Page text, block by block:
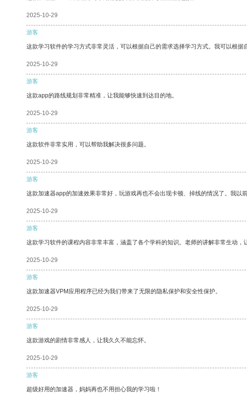
2025-10-29
游客
这款学习软件的学习方式非常灵活，可以根据自己的需求选择学习方式。我可以根据
2025-10-29
游客
这款app的路线规划非常精准，让我能够快速到达目的地。
2025-10-29
游客
这款软件非常实用，可以帮助我解决很多问题。
2025-10-29
游客
这款加速器app的加速效果非常好，玩游戏再也不会出现卡顿、掉线的情况了。我以
2025-10-29
游客
这款学习软件的课程内容非常丰富，涵盖了各个学科的知识。老师的讲解非常生动，
2025-10-29
游客
这款加速器VPM应用程序已经为我们带来了无限的隐私保护和安全性保护。
2025-10-29
游客
这款游戏的剧情非常感人，让我久久不能忘怀。
2025-10-29
游客
超级好用的加速器，妈妈再也不用担心我的学习啦！